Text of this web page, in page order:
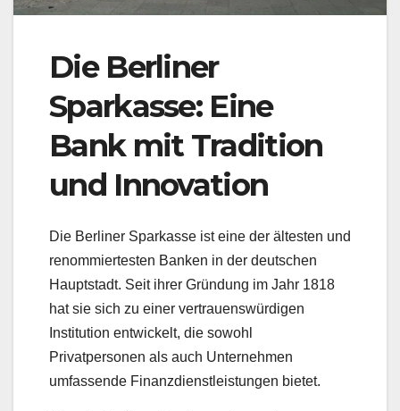
Die Berliner
Sparkasse: Eine
Bank mit Tradition
und Innovation
Die Berliner Sparkasse ist eine der ältesten und
renommiertesten Banken in der deutschen
Hauptstadt. Seit ihrer Gründung im Jahr 1818
hat sie sich zu einer vertrauenswürdigen
Institution entwickelt, die sowohl
Privatpersonen als auch Unternehmen
umfassende Finanzdienstleistungen bietet.